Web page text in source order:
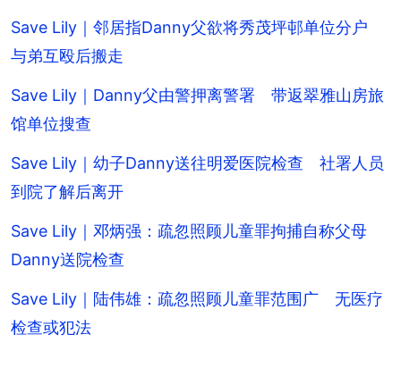
Save Lily｜邻居指Danny父欲将秀茂坪邨单位分户
与弟互殴后搬走
Save Lily｜Danny父由警押离警署 带返翠雅山房旅
馆单位搜查
Save Lily｜幼子Danny送往明爱医院检查 社署人员
到院了解后离开
Save Lily｜邓炳强：疏忽照顾儿童罪拘捕自称父母
Danny送院检查
Save Lily｜陆伟雄：疏忽照顾儿童罪范围广 无医疗
检查或犯法